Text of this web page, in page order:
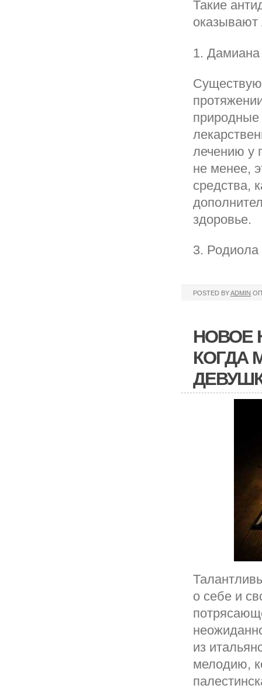
Такие
1. Дамиана
природные
лечению у
не менее,
средства,
здоровье.
3. Родиола
POSTED BYADMIN
НОВОЕ
КОГДА
о себе и
из
мелодию,